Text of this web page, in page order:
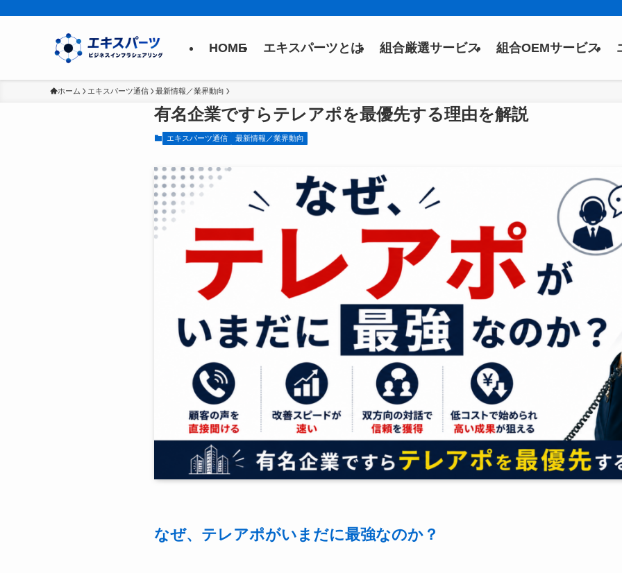
HOME エキスパーツとは 組合厳選サービス 組合OEMサービス
ホーム エキスパーツ通信 最新情報／業界動向
有名企業ですらテレアポを最優先する理由を解説
エキスパーツ通信 最新情報／業界動向
なぜ、テレアポがいまだに最強なのか？